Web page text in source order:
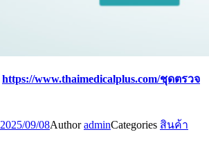
https://www.thaimedicalplus.com/ชุดตรวจ
2025/09/08AuthoradminCategories สินค้า